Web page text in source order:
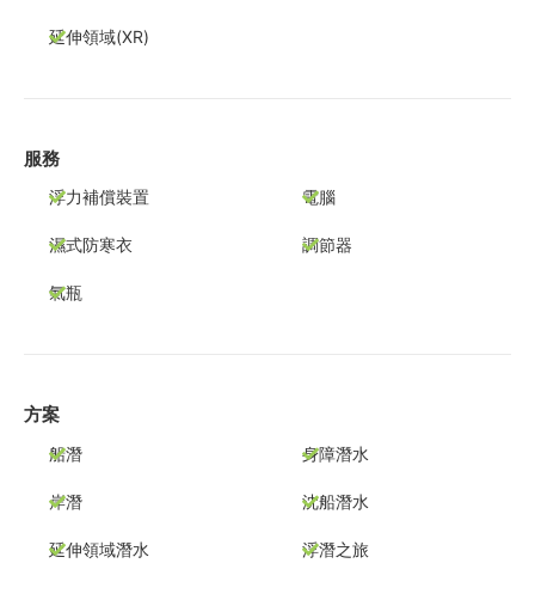
延伸領域(XR)
服務
浮力補償裝置 電腦
濕式防寒衣 調節器
氣瓶
方案
船潛 身障潛水
岸潛 沈船潛水
延伸領域潛水 浮潛之旅